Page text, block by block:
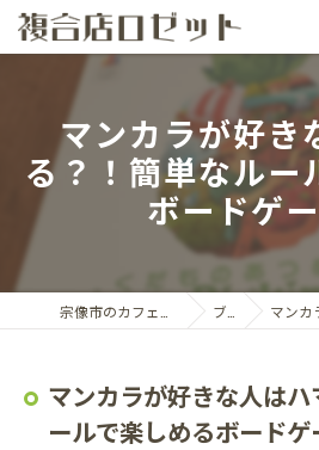
マンカラが好き
る？！簡単なルー
ボードゲー
ブログ マンカラが好
マンカラが好きな人は
ールで楽しめるボードゲ